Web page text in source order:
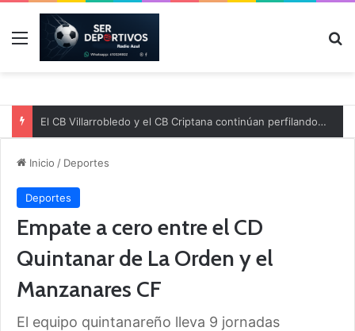
Menú
El CB Villarrobledo y el CB Criptana continúan perfilando sus plantillas
Inicio / Deportes
Deportes
Empate a cero entre el CD
Quintanar de La Orden y el
Manzanares CF
El equipo quintanareño lleva 9 jornadas